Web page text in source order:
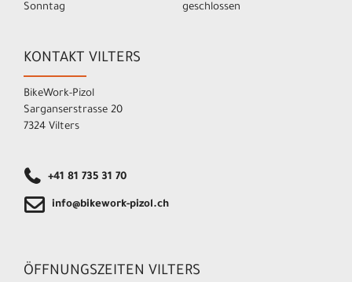
Sonntag
geschlossen
KONTAKT VILTERS
BikeWork-Pizol
Sarganserstrasse 20
7324 Vilters
+41 81 735 31 70
info@bikework-pizol.ch
ÖFFNUNGSZEITEN VILTERS